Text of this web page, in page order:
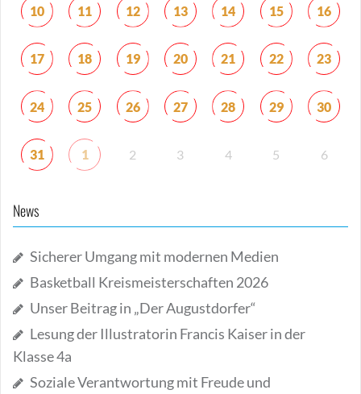
10 11 12 13 14 15 16
17 18 19 20 21 22 23
24 25 26 27 28 29 30
31 1 2 3 4 5 6
News
Sicherer Umgang mit modernen Medien
Basketball Kreismeisterschaften 2026
Unser Beitrag in „Der Augustdorfer“
Lesung der Illustratorin Francis Kaiser in der
Klasse 4a
Soziale Verantwortung mit Freude und